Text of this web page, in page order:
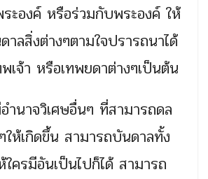
ะองค์ หรือร่วมกับพระองค์ ให้
ลสิ่งต่างๆตามใจปรารถนาได้
พเจ้า หรือเทพยดาต่างๆเป็นต้น
ำนาจวิเศษอื่นๆ ที่สามารถดล
ให้เกิดขึ้น สามารถบันดาลทั้ง
ครมีอันเป็นไปก็ได้ สามารถ